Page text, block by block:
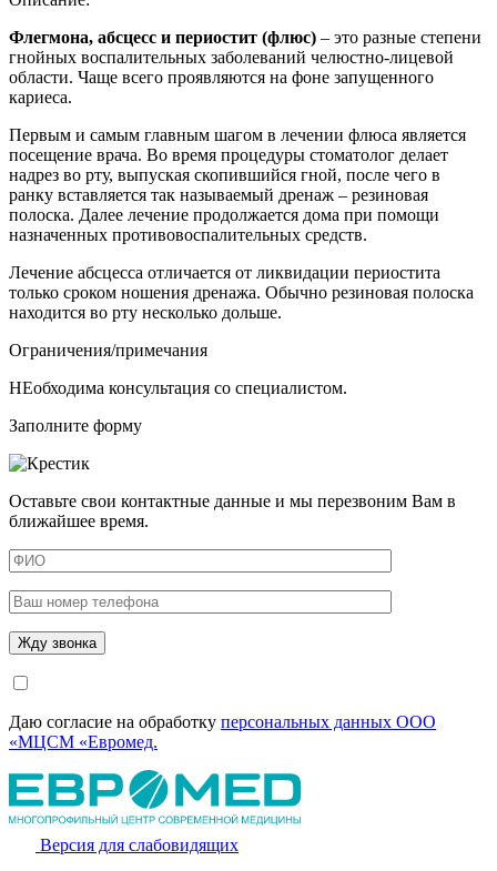
Флегмона, абсцесс и периостит (флюс) – это разные степени
гнойных воспалительных заболеваний челюстно-лицевой
области. Чаще всего проявляются на фоне запущенного
кариеса.
Первым и самым главным шагом в лечении флюса является
посещение врача. Во время процедуры стоматолог делает
надрез во рту, выпуская скопившийся гной, после чего в
ранку вставляется так называемый дренаж – резиновая
полоска. Далее лечение продолжается дома при помощи
назначенных противовоспалительных средств.
Лечение абсцесса отличается от ликвидации периостита
только сроком ношения дренажа. Обычно резиновая полоска
находится во рту несколько дольше.
Ограничения/примечания
НЕобходима консультация со специалистом.
Заполните форму
Оставьте свои контактные данные и мы перезвоним Вам в
ближайшее время.
Даю согласие на обработку персональных данных ООО
«МЦСМ «Евромед.
Версия для слабовидящих